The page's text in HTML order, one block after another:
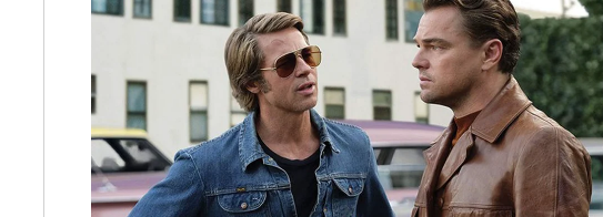
Berita Telus & Tulus menerusi
E-Mel setiap hari!